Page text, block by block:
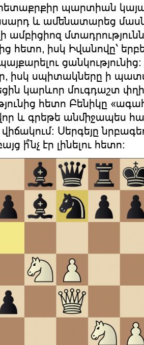
պարտիան
և ամենատարեց
ամբիցիոզ
հետո, իսկ Իվանովը՝
իսկ սպիտակները ի
կարևոր մուգդաշտ
հետո Բենիկը
և գրեթե անմիջապես
Սերգեյը
ի՞նչ էր լինելու հետո։